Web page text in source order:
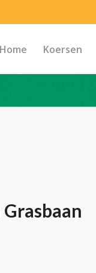
Home Koersen